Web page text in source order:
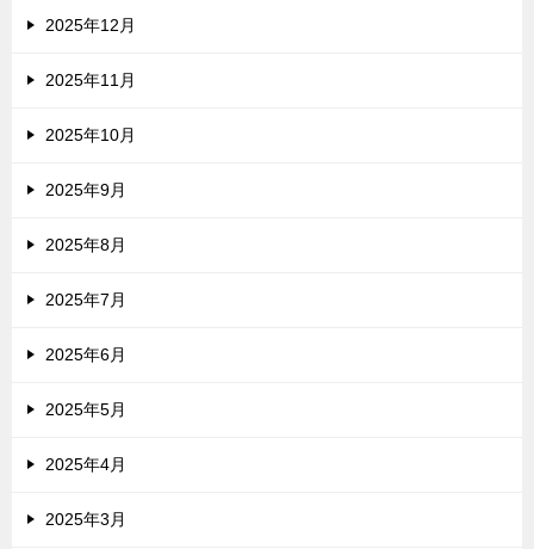
2025年12月
2025年11月
2025年10月
2025年9月
2025年8月
2025年7月
2025年6月
2025年5月
2025年4月
2025年3月